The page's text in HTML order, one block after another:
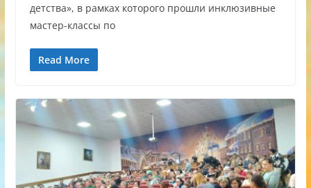
детства», в рамках которого прошли инклюзивные
мастер-классы по
Read More